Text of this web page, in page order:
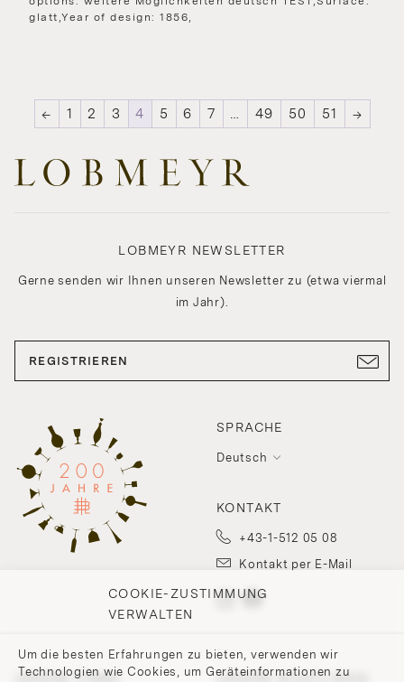
COOKIE-ZUSTIMMUNG
VERWALTEN
Um die besten Erfahrungen zu bieten, verwenden wir
Technologien wie Cookies, um Geräteinformationen zu
glatt,Year of design: 1856,
← 1 2 3 4 5 6 7 … 49 50 51 →
SPRACHE
Deutsch
KONTAKT
+43-1-512 05 08
Kontakt per E-Mail
UNSERE FIRMA UNSERE RICHTLINIEN
LOBMEYR NEWSLETTER
Gerne senden wir Ihnen unseren Newsletter zu (etwa viermal
im Jahr).
REGISTRIEREN